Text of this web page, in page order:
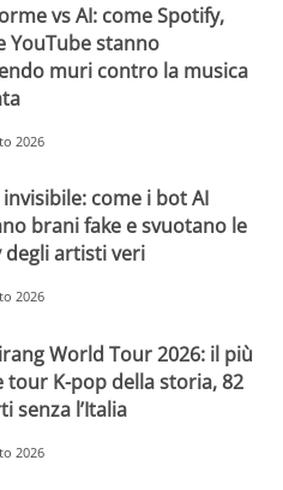
vs AI: come Spotify,
YouTube stanno
muri contro la musica
2026
come i bot AI
brani fake e svuotano le
degli artisti veri
2026
World Tour 2026: il più
tour K-pop della storia, 82
senza l’Italia
2026